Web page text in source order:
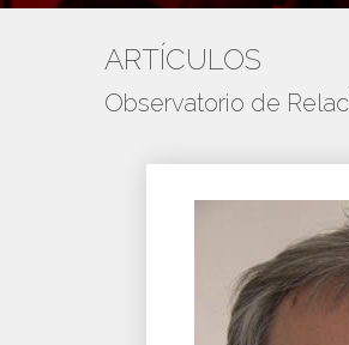
ARTÍCULOS
Observatorio de